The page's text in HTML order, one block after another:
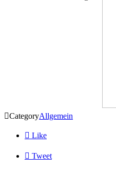
CategoryAllgemein
 Like
 Tweet